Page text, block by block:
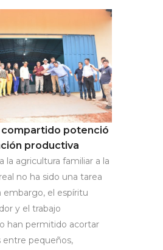
compartido potenció
productiva
la agricultura familiar a la
no ha sido una tarea
embargo, el espíritu
y el trabajo
han permitido acortar
entre pequeños,